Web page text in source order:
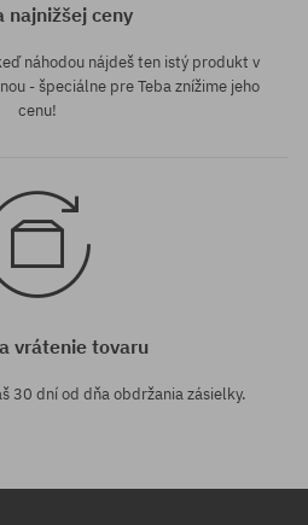
najnižšej ceny
náhodou nájdeš ten istý produkt v
- špeciálne pre Teba znížime jeho
cenu!
vrátenie tovaru
30 dní od dňa obdržania zásielky.